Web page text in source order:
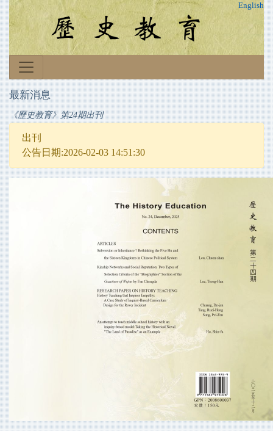
English
最新消息
《歷史教育》第24期出刊
出刊
公告日期:2026-02-03 14:51:30